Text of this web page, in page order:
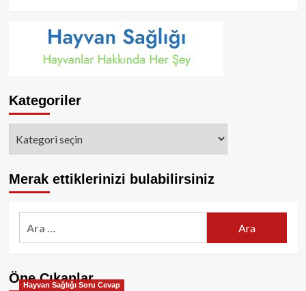
Kategoriler
Merak ettiklerinizi bulabilirsiniz
Öne Çıkanlar
Hayvan Sağlığı Soru Cevap